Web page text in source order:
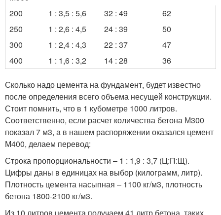
200
1 : 3,5 : 5,6 32 : 49
62
250
1 : 2,6 : 4,5 24 : 39
50
300
1 : 2,4 : 4,3 22 : 37
47
400
1 : 1,6 : 3,2 14 : 28 36
Сколько надо цемента на фундамент, будет известно
после определения всего объема несущей конструкции.
Стоит помнить, что в 1 кубометре 1000 литров.
Соответственно, если расчет количества бетона М300
показал 7 м3, а в нашем распоряжении оказался цемент
М400, делаем перевод:
Строка пропорциональности – 1 : 1,9 : 3,7 (Ц:П:Щ).
Цифры даны в единицах на выбор (килограмм, литр).
Плотность цемента насыпная – 1100 кг/м3, плотность
бетона 1800-2100 кг/м3.